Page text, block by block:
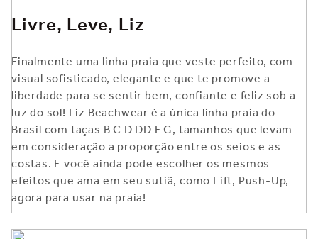
Livre, Leve, Liz
Finalmente uma linha praia que veste perfeito, com
visual sofisticado, elegante e que te promove a
liberdade para se sentir bem, confiante e feliz sob a
luz do sol! Liz Beachwear é a única linha praia do
Brasil com taças B C D DD F G, tamanhos que levam
em consideração a proporção entre os seios e as
costas. E você ainda pode escolher os mesmos
efeitos que ama em seu sutiã, como Lift, Push-Up,
agora para usar na praia!